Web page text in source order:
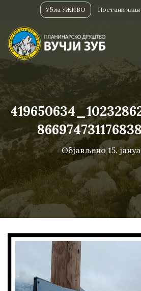
Убла УЖИВО Постани члан
Објављено 15.